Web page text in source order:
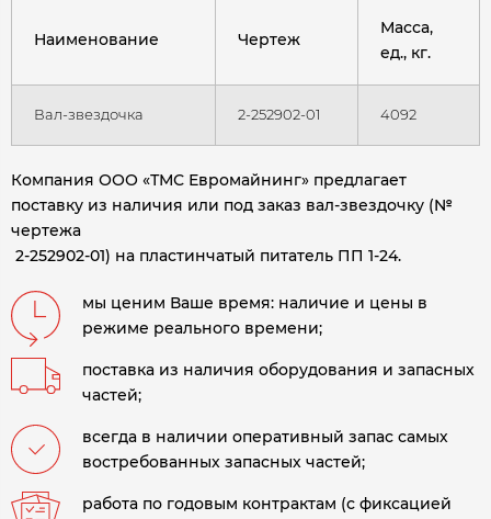
Наименование Чертеж
Масса,
ед., кг.
Вал-звездочка 2-252902-01 4092
Компания ООО «ТМС Евромайнинг» предлагает
поставку из наличия или под заказ вал-звездочку (№
чертежа
2-252902-01) на пластинчатый питатель ПП 1-24.
мы ценим Ваше время: наличие и цены в
режиме реального времени;
поставка из наличия оборудования и запасных
частей;
всегда в наличии оперативный запас самых
востребованных запасных частей;
работа по годовым контрактам (с фиксацией